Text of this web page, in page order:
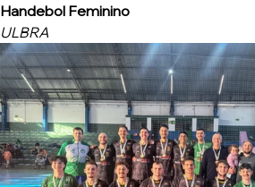
Handebol Feminino
ULBRA